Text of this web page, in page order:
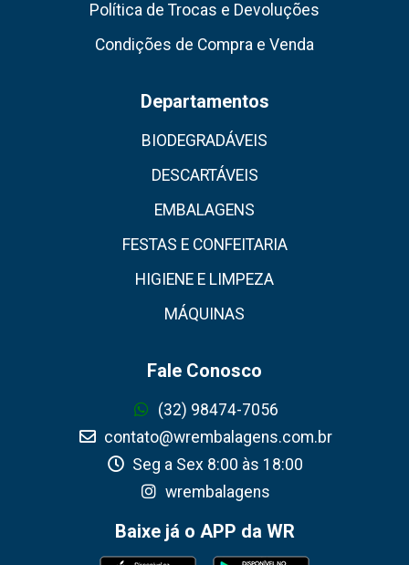
Política de Trocas e Devoluções
Condições de Compra e Venda
Departamentos
BIODEGRADÁVEIS
DESCARTÁVEIS
EMBALAGENS
FESTAS E CONFEITARIA
HIGIENE E LIMPEZA
MÁQUINAS
Fale Conosco
(32) 98474-7056
contato@wrembalagens.com.br
Seg a Sex 8:00 às 18:00
wrembalagens
Baixe já o APP da WR